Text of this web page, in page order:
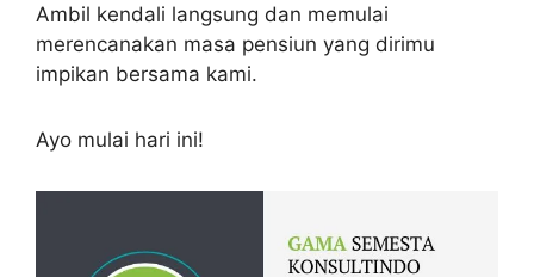
Ambil kendali langsung dan memulai
merencanakan masa pensiun yang dirimu
impikan bersama kami.
Ayo mulai hari ini!